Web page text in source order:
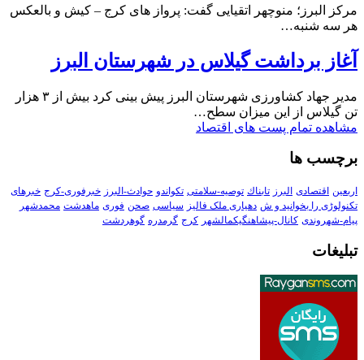
مرکز البرز؛ منوچهر اتقیایی گفت: پرواز های کرج – کیش و بالعکس
هر سه شنبه…
آغاز برداشت گیلاس در شهرستان البرز
مدیر جهاد کشاورزی شهرستان البرز پیش بینی کرد بیش از ۳ هزار
تن گیلاس از این میزان سطح…
مشاهده تمام پست های اقتصاد
برچسب ها
اربعین اقتصادی البرز تابناك توصیه-سلامتی تکواندو حوادث-البرز خبرفوری-کرج خبرهای
تکنولوڑی را بخوانید و ش دهیاری ملک فالیز سیاسی صحن فوری ماهدشت محمدشهر
پیام-شهروندی کانال-پیشاهنگیکمالشهر کرج گرمدره گوهردشت
تبلیغات